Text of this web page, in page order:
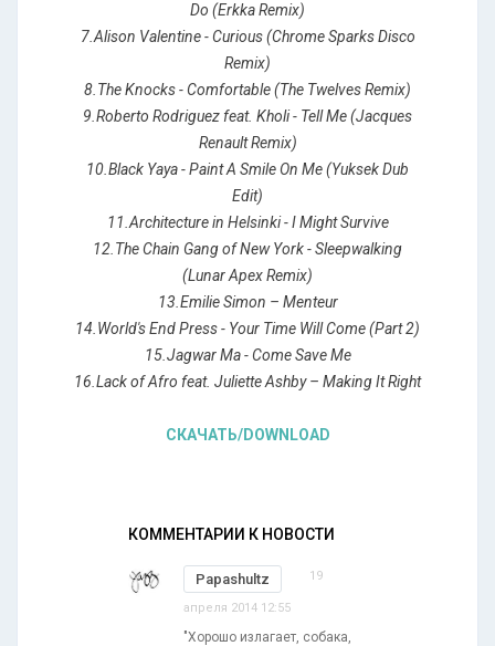
Do (Erkka Remix)
7.Alison Valentine - Curious (Chrome Sparks Disco
Remix)
8.The Knocks - Comfortable (The Twelves Remix)
9.Roberto Rodriguez feat. Kholi - Tell Me (Jacques
Renault Remix)
10.Black Yaya - Paint A Smile On Me (Yuksek Dub
Edit)
11.Architecture in Helsinki - I Might Survive
12.The Chain Gang of New York - Sleepwalking
(Lunar Apex Remix)
13.Emilie Simon – Menteur
14.World's End Press - Your Time Will Come (Part 2)
15.Jagwar Ma - Come Save Me
16.Lack of Afro feat. Juliette Ashby – Making It Right
СКАЧАТЬ/DOWNLOAD
КОММЕНТАРИИ К НОВОСТИ
Papashultz 19
апреля 2014 12:55
"Хорошо излагает, собака,